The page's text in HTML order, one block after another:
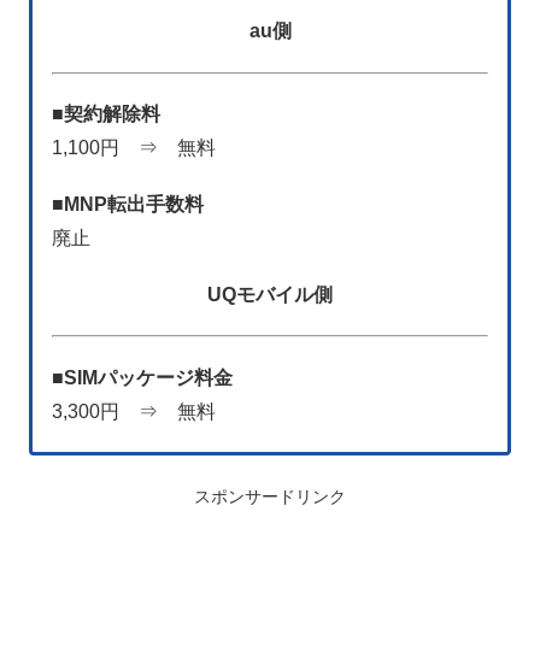
au側
■契約解除料
1,100円 ⇒ 無料
■ MNP転出手数料
廃止
UQモバイル側
■SIMパッケージ料金
3,300円 ⇒ 無料
スポンサードリンク